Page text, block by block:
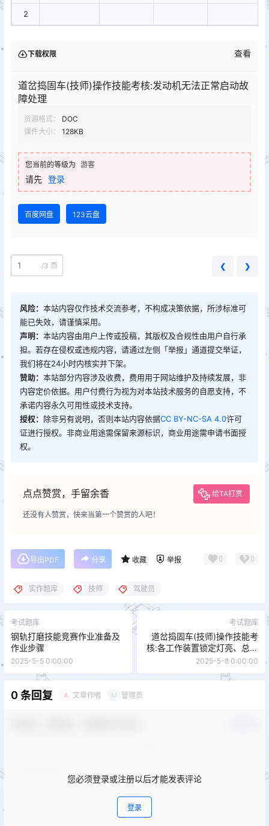
2
下载权限 查看
道岔捣固车(技师)操作技能考核:发动机无法正常启动故
障处理
资源格式：
DOC
课件大小：
128KB
您当前的等级为 游客
请先 登录
百度网盘 123云盘
/3 页 ❮ ❯
风险： 本站内容仅作技术交流参考，不构成决策依据，所涉标准可
能已失效，请谨慎采用。
声明： 本站内容由用户上传或投稿，其版权及合规性由用户自行承
担。若存在侵权或违规内容，请通过左侧「举报」通道提交举证，
我们将在24小时内核实并下架。
赞助： 本站部分内容涉及收费，费用用于网站维护及持续发展，非
内容定价依据。用户付费行为视为对本站技术服务的自愿支持，不
承诺内容永久可用性或技术支持。
授权： 除非另有说明，否则本站内容依据CC BY-NC-SA 4.0许可
证进行授权。非商业用途需保留来源标识，商业用途需申请书面授
权。
点点赞赏，手留余香 给TA打赏
还没有人赞赏，快来当第一个赞赏的人吧！
导出PDF 分享 收藏 举报 0 0
实作题库 技师 驾驶员
考试题库
钢轨打磨技能竞赛作业准备及
作业步骤
2025-5-5 0:00:00
考试题库
道岔捣固车(技师)操作技能考
核:各工作装置锁定灯亮、总锁
定灯红灯亮故障处理
2025-5-8 0:00:00
0 条回复 A 文章作者 M 管理员
您必须登录或注册以后才能发表评论
登录